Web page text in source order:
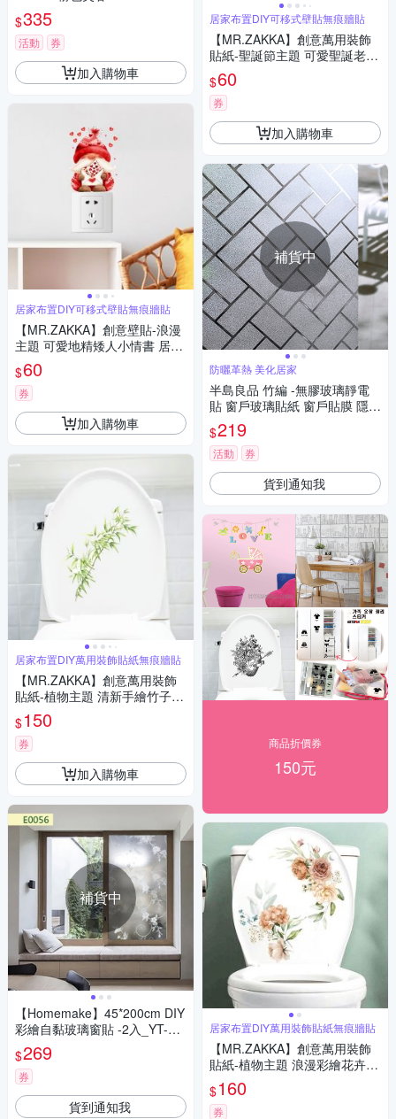
$335
活動 券
加入購物車
居家布置DIY可移式壁貼無痕牆貼
【MR.ZAKKA】創意壁貼-浪漫
主題 可愛地精矮人小情書 居家
布置 DIY可移式壁貼 無痕壁貼
牆貼
$60
券
加入購物車
居家布置DIY萬用裝飾貼紙無痕牆貼
【MR.ZAKKA】創意萬用裝飾
貼紙-植物主題 清新手繪竹子
居家布置 DIY可移式壁貼 無痕
壁貼 牆貼
$150
券
加入購物車
補貨中
【Homemake】45*200cm DIY
彩繪自黏玻璃窗貼 -2入_YT-E0
056 (防曬/遮陽/玻璃貼/保護隱
私/美化佈置)
$269
券
貨到通知我
居家布置DIY可移式壁貼無痕牆貼
【MR.ZAKKA】創意萬用裝飾
貼紙-聖誕節主題 可愛聖誕老人
與助手 居家節慶布置 DIY可移
式壁貼 無痕壁貼 牆貼
$60
券
加入購物車
補貨中
防曬革熱 美化居家
半島良品 竹編 -無膠玻璃靜電
貼 窗戶玻璃貼紙 窗戶貼膜 隱私
貼 靜電玻璃貼45x200cm
$219
活動 券
貨到通知我
商品折價券
150元
居家布置DIY萬用裝飾貼紙無痕牆貼
【MR.ZAKKA】創意萬用裝飾
貼紙-植物主題 浪漫彩繪花卉 J
款 居家布置 DIY可移式壁貼 無
痕壁貼 牆貼
$160
券